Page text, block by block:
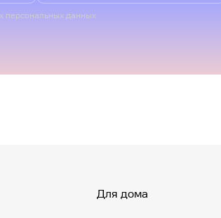
персональных данных
Для дома